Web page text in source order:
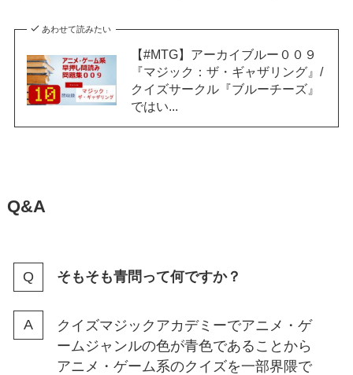
あわせて読みたい
【#MTG】アーカイブルー００９
『マジック：ザ・ギャザリング』/
クイズサークル『ブルーチーズ』
ではい...
Q&A
そもそも青問って何ですか？
クイズマジックアカデミーでアニメ・ゲ
ームジャンルの色が青色であることから
アニメ・ゲーム系のクイズを一部界隈で